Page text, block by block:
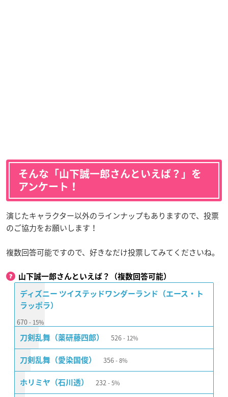
そんな「山下誠一郎さんといえば？」を
アンケート！
演じたキャラクター以外のラインナップもありますので、投票
のご協力をお願いします！
複数回答可能ですので、好きなだけ投票してみてくださいね。
山下誠一郎さんといえば？（複数回答可能）
ディズニー ツイステッドワンダーランド（エース・ト
ラッポラ）
670 15%
刀剣乱舞（薬研藤四郎） 526 12%
刀剣乱舞（愛染国俊） 356 8%
ホリミヤ（石川透） 232 5%